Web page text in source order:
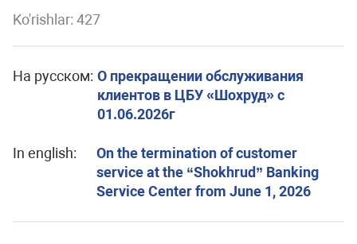
Ko'rishlar: 427
На русском: О прекращении обслуживания
клиентов в ЦБУ «Шохруд» с
01.06.2026г
In english:
On the termination of customer
service at the “Shokhrud” Banking
Service Center from June 1, 2026